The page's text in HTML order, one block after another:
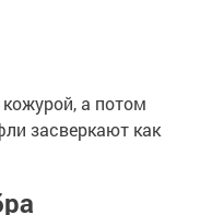
а потом
засверкают как